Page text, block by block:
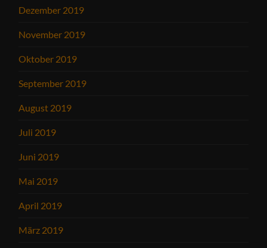
Dezember 2019
November 2019
Oktober 2019
September 2019
August 2019
Juli 2019
Juni 2019
Mai 2019
April 2019
März 2019